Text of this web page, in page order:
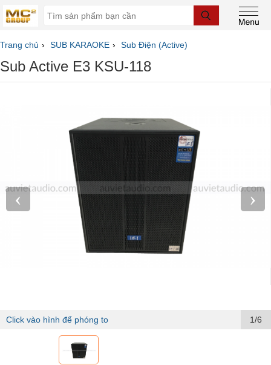
Trang chủ SUB KARAOKE Sub Điện (Active)
Sub Active E3 KSU-118
‹ ›
Click vào hình để phóng to 1/6